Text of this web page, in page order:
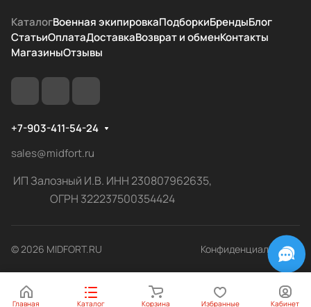
КаталогВоенная экипировкаПодборкиБрендыБлог
СтатьиОплатаДоставкаВозврат и обменКонтакты
МагазиныОтзывы
+7-903-411-54-24
sales@midfort.ru
ИП Залозный И.В. ИНН 230807962635,
ОГРН 322237500354424
© 2026 MIDFORT.RU Конфиденциальность
Главная Каталог Корзина Избранные Кабинет